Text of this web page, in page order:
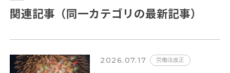
関連記事（同一カテゴリの最新記事）
2026.07.17 労働法改正